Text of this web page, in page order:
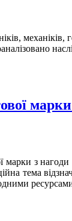
марки
з нагоди
тема